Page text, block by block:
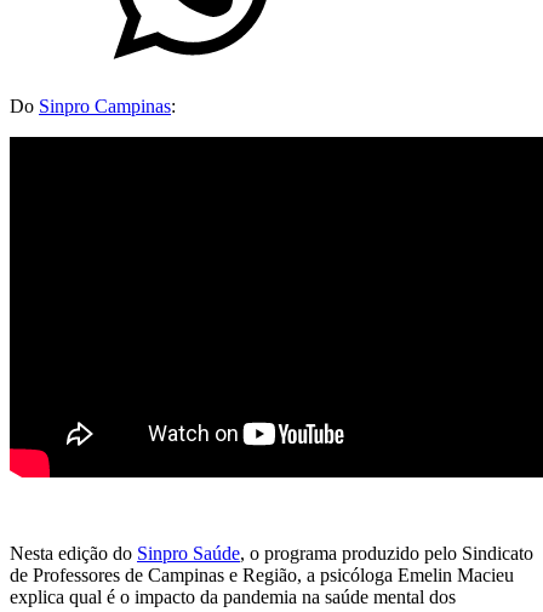
Do Sinpro Campinas:
Nesta edição do Sinpro Saúde, o programa produzido pelo Sindicato
de Professores de Campinas e Região, a psicóloga Emelin Macieu
explica qual é o impacto da pandemia na saúde mental dos